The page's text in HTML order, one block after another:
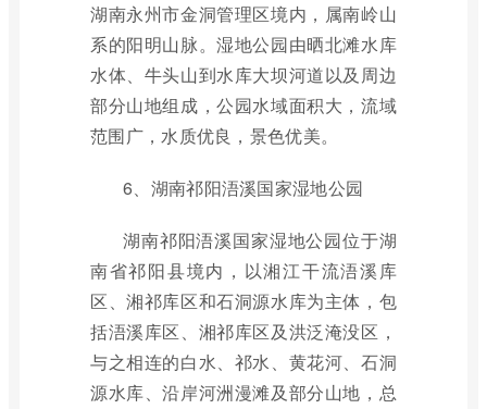
湖南永州市金洞管理区境内，属南岭山
系的阳明山脉。湿地公园由晒北滩水库
水体、牛头山到水库大坝河道以及周边
部分山地组成，公园水域面积大，流域
范围广，水质优良，景色优美。
6、湖南祁阳浯溪国家湿地公园
湖南祁阳浯溪国家湿地公园位于湖
南省祁阳县境内，以湘江干流浯溪库
区、湘祁库区和石洞源水库为主体，包
括浯溪库区、湘祁库区及洪泛淹没区，
与之相连的白水、祁水、黄花河、石洞
源水库、沿岸河洲漫滩及部分山地，总